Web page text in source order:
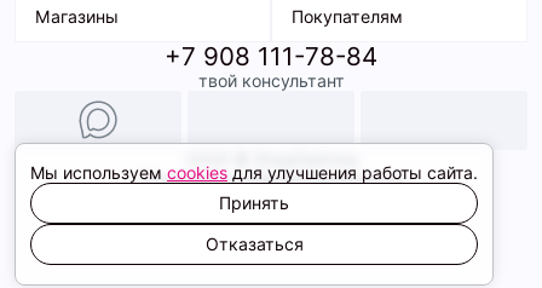
Магазины
ТК Терминал
ТРК Континент
Покупателям
Доставка
Условия оплаты
Образы
+7 908 111-78-84
твой консультант
Политика конфиденциальности
Соглашение cookie
Сайт создали
Мы используем cookies для улучшения работы сайта.
Принять
Отказаться